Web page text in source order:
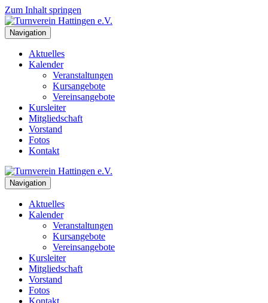
Zum Inhalt springen
Navigation
Aktuelles
Kalender
Veranstaltungen
Kursangebote
Vereinsangebote
Kursleiter
Mitgliedschaft
Vorstand
Fotos
Kontakt
Navigation
Aktuelles
Kalender
Veranstaltungen
Kursangebote
Vereinsangebote
Kursleiter
Mitgliedschaft
Vorstand
Fotos
Kontakt